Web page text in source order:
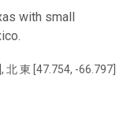
with small
北 東 [47.754, -66.797]